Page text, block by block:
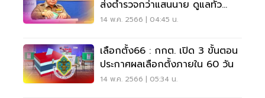
ส่งตำรวจกว่าแสนนาย ดูแลทั่ว
ประเทศ
14 พ.ค. 2566 | 04:45 น.
เลือกตั้ง66 : กกต. เปิด 3 ขั้นตอน
ประกาศผลเลือกตั้งภายใน 60 วัน
14 พ.ค. 2566 | 05:34 น.